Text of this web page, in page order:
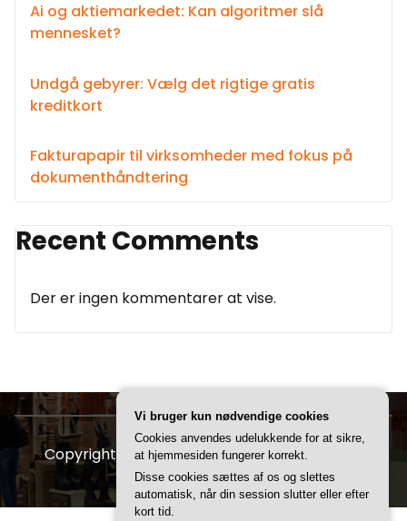
Ai og aktiemarkedet: Kan algoritmer slå
mennesket?
Undgå gebyrer: Vælg det rigtige gratis
kreditkort
Fakturapapir til virksomheder med fokus på
dokumenthåndtering
Recent Comments
Der er ingen kommentarer at vise.
Copyright © 2026 FDBR | Powered by
Vi bruger kun nødvendige cookies
Cookies anvendes udelukkende for at sikre,
at hjemmesiden fungerer korrekt.
Disse cookies sættes af os og slettes
automatisk, når din session slutter eller efter
kort tid.